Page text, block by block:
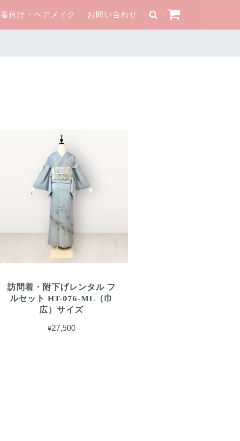
着付け・ヘアメイク お問い合わせ
訪問着・附下げレンタル フ
ルセット HT-076-ML（巾
広）サイズ
¥27,500